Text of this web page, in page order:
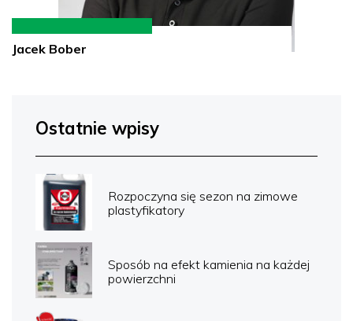
Jacek Bober
Ostatnie wpisy
Rozpoczyna się sezon na zimowe
plastyfikatory
Sposób na efekt kamienia na każdej
powierzchni